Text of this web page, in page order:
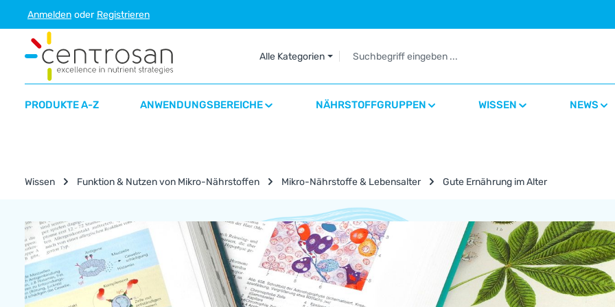
Hauptinhalt springen
Zur Suche springen
Zur Hauptnavigation springen
Anmelden oder Registrieren
Alle Kategorien
PRODUKTE A-Z ANWENDUNGSBEREICHE NÄHRSTOFFGRUPPEN WISSEN NEWS
Wissen Funktion & Nutzen von Mikro-Nährstoffen Mikro-Nährstoffe & Lebensalter Gute Ernährung im Alter
Nährstoff-Lexikon